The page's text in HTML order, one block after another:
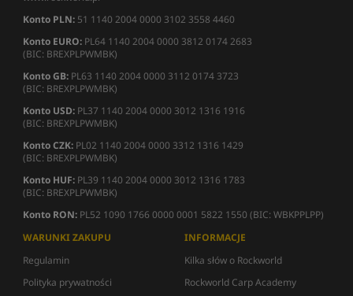
Konto PLN: 51 1140 2004 0000 3102 3558 4460
Konto EURO: PL64 1140 2004 0000 3812 0174 2683
(BIC: BREXPLPWMBK)
Konto GB: PL63 1140 2004 0000 3112 0174 3723
(BIC: BREXPLPWMBK)
Konto USD: PL37 1140 2004 0000 3012 1316 1916
(BIC: BREXPLPWMBK)
Konto CZK: PL02 1140 2004 0000 3312 1316 1429
(BIC: BREXPLPWMBK)
Konto HUF: PL39 1140 2004 0000 3012 1316 1783
(BIC: BREXPLPWMBK)
Konto RON: PL52 1090 1766 0000 0001 5822 1550 (BIC: WBKPPLPP)
WARUNKI ZAKUPU
Regulamin
Polityka prywatności
INFORMACJE
Kilka słów o Rockworld
Rockworld Carp Academy